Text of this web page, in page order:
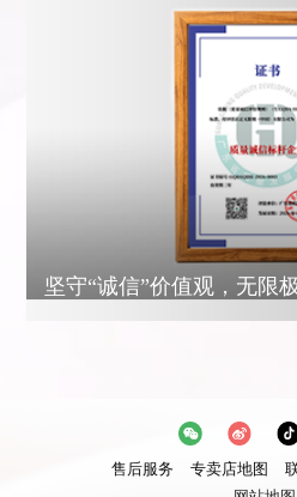
坚守“诚信”价值观，无限
售后服务 专卖店地图